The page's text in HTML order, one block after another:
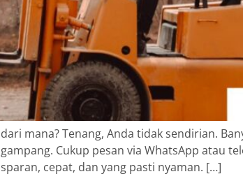
mana? Tenang, Anda tidak sendirian.
Cukup pesan via WhatsApp atau
cepat, dan yang pasti nyaman. […]